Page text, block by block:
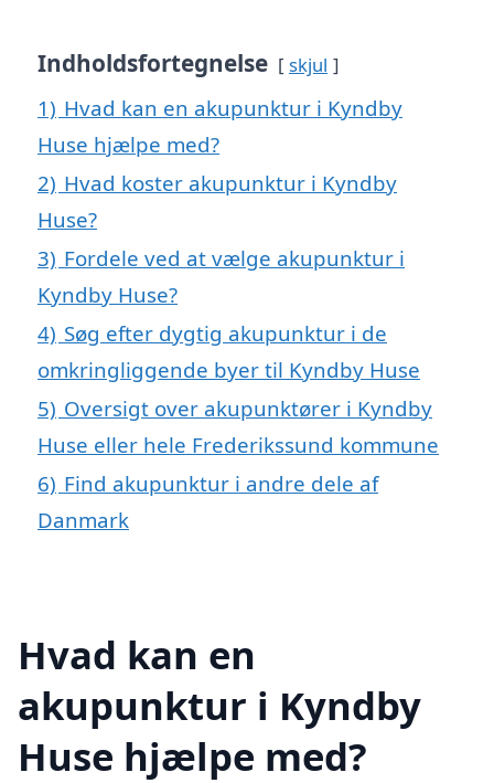
Indholdsfortegnelse skjul
1) Hvad kan en akupunktur i Kyndby
Huse hjælpe med?
2) Hvad koster akupunktur i Kyndby
Huse?
3) Fordele ved at vælge akupunktur i
Kyndby Huse?
4) Søg efter dygtig akupunktur i de
omkringliggende byer til Kyndby Huse
5) Oversigt over akupunktører i Kyndby
Huse eller hele Frederikssund kommune
6) Find akupunktur i andre dele af
Danmark
Hvad kan en
akupunktur i Kyndby
Huse hjælpe med?